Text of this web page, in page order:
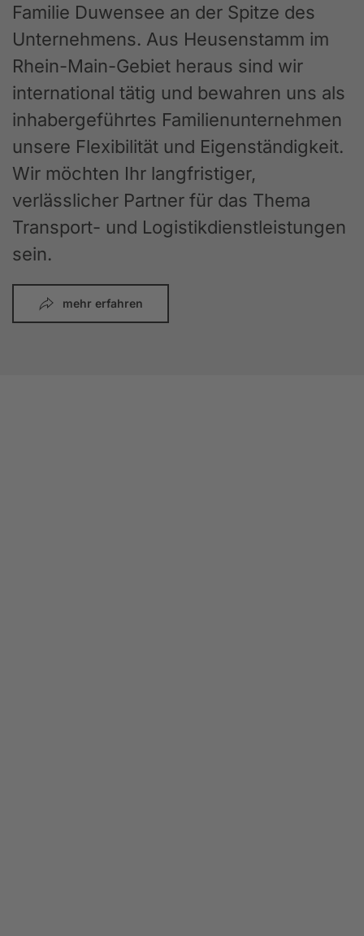
Familie Duwensee an der Spitze des
Unternehmens. Aus Heusenstamm im
Rhein-Main-Gebiet heraus sind wir
international tätig und bewahren uns als
inhabergeführtes Familienunternehmen
unsere Flexibilität und Eigenständigkeit.
Wir möchten Ihr langfristiger,
verlässlicher Partner für das Thema
Transport- und Logistikdienstleistungen
sein.
mehr erfahren